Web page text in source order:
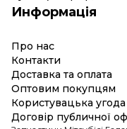
Информація
Про нас
Контакти
Доставка та оплата
Оптовим покупцям
Користувацька угода
Договір публичної